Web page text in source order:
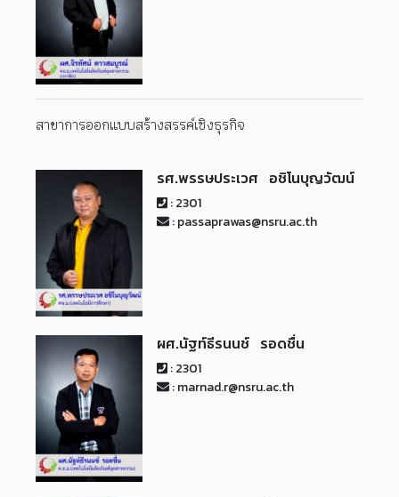
สาขาการออกแบบสร้างสรรค์เชิงธุรกิจ
รศ.พรรษประเวศ อชิโนบุญวัฒน์
: 2301
: passaprawas@nsru.ac.th
ผศ.นัฐท์ธีรนนช์ รอดชื่น
: 2301
: marnad.r@nsru.ac.th